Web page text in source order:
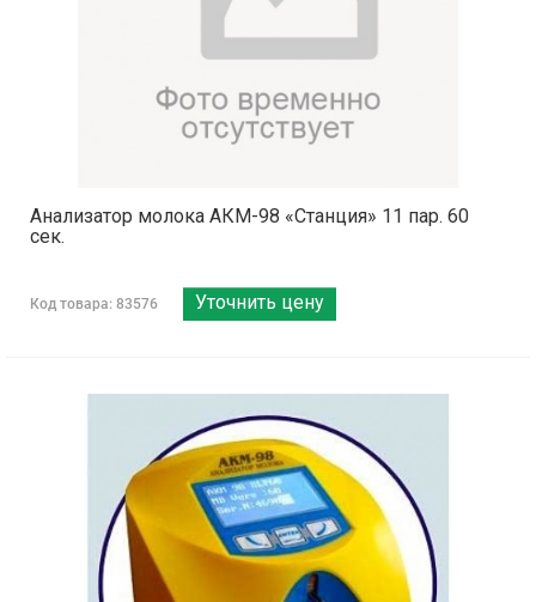
Анализатор молока АКМ-98 «Станция» 11 пар. 60
сек.
Код товара: 83576 Уточнить цену